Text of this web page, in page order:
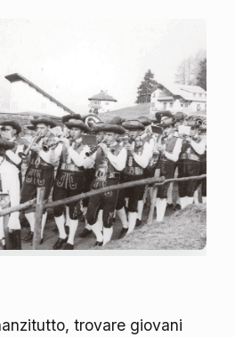
trovare giovani